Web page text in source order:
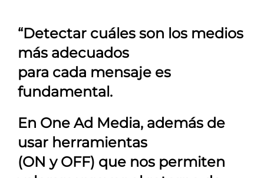
“Detectar cuáles son los medios
más adecuados
para cada mensaje es
fundamental.
En One Ad Media, además de
usar herramientas
(ON y OFF) que nos permiten